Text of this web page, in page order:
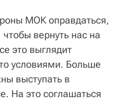
МОК оправдаться,
вернуть нас на
это выглядит
условиями. Больше
выступать в
На это соглашаться